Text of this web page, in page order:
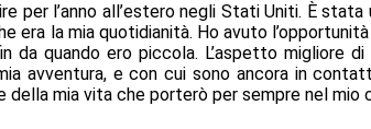
per l’anno all’estero negli Stati Uniti. È
la mia quotidianità. Ho avuto
quando ero piccola. L’aspetto migliore
avventura, e con cui sono ancora in
mia vita che porterò per sempre nel mio